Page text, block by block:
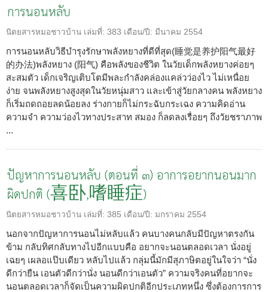
การนอนหลับ
นิตยสารหมอชาวบ้าน เล่มที่: 383 เดือน/ปี: มีนาคม 2554
การนอนหลับวิธีบำรุงรักษาพลังหยางที่ดีที่สุด(睡觉是养护阳气最好
的办法)พลังหยาง (阳气) คือพลังของชีวิต ในวัยเด็กพลังหยางค่อยๆ
สะสมตัว เด็กเจริญเติบโตมีพละกำลังคล่องแคล่วว่องไว ไม่เหนื่อย
ง่าย จนพลังหยางสูงสุดในวัยหนุ่มสาว และเข้าสู่วัยกลางคน พลังหยาง
ก็เริ่มถดถอยลดน้อยลง ร่างกายก็ไม่กระฉับกระเฉง ความคิดอ่าน
ความจำ ความว่องไวทางประสาท สมอง ก็ลดลงเรื่อยๆ ถึงวัยชราภาพ
...
ปัญหาการนอนหลับ (ตอนที่ ๓) อาการอยากนอนมาก
ผิดปกติ (喜卧,嗜睡症)
นิตยสารหมอชาวบ้าน เล่มที่: 385 เดือน/ปี: มกราคม 2554
นอกจากปัญหาการนอนไม่หลับแล้ว คนบางคนกลับมีปัญหาตรงกัน
ข้าม กลับทิศกลับทางไปอีกแบบคือ อยากจะนอนตลอดเวลา นั่งอยู่
เฉยๆ เผลอแป๊บเดียว หลับไปแล้ว กลุ่มนี้มักมีสุภาษิตอยู่ในใจว่า “นั่ง
ดีกว่ายืน เอนตัวดีกว่านั่ง นอนดีกว่าเอนตัว” ความจริงคนที่อยากจะ
นอนตลอดเวลาก็จัดเป็นความผิดปกติอีกประเภทหนึ่ง ซึ่งต้องการการ